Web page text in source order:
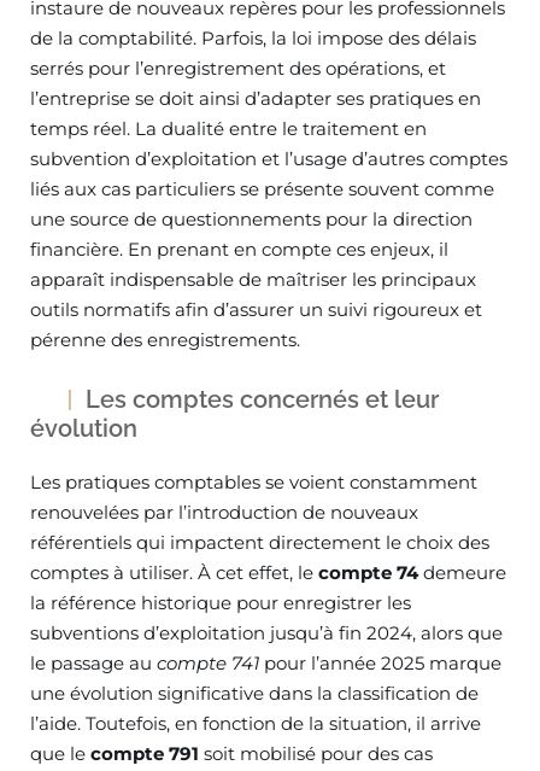
instaure de nouveaux repères pour les professionnels
de la comptabilité. Parfois, la loi impose des délais
serrés pour l’enregistrement des opérations, et
l’entreprise se doit ainsi d’adapter ses pratiques en
temps réel. La dualité entre le traitement en
subvention d’exploitation et l’usage d’autres comptes
liés aux cas particuliers se présente souvent comme
une source de questionnements pour la direction
financière. En prenant en compte ces enjeux, il
apparaît indispensable de maîtriser les principaux
outils normatifs afin d’assurer un suivi rigoureux et
pérenne des enregistrements.
Les comptes concernés et leur
évolution
Les pratiques comptables se voient constamment
renouvelées par l’introduction de nouveaux
référentiels qui impactent directement le choix des
comptes à utiliser. À cet effet, le compte 74demeure
la référence historique pour enregistrer les
subventions d’exploitation jusqu’à fin 2024, alors que
le passage au compte 741 pour l’année 2025 marque
une évolution significative dans la classification de
l’aide. Toutefois, en fonction de la situation, il arrive
que le compte 791 soit mobilisé pour des cas